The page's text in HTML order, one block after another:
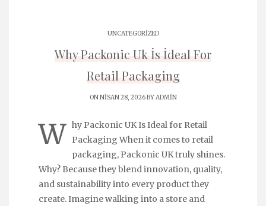
UNCATEGORIZED
Why Packonic Uk İs İdeal For
Retail Packaging
ON NISAN 28, 2026 BYADMIN
W hy Packonic UK Is Ideal for Retail
Packaging When it comes to retail
packaging, Packonic UK truly shines.
Why? Because they blend innovation, quality,
and sustainability into every product they
create. Imagine walking into a store and